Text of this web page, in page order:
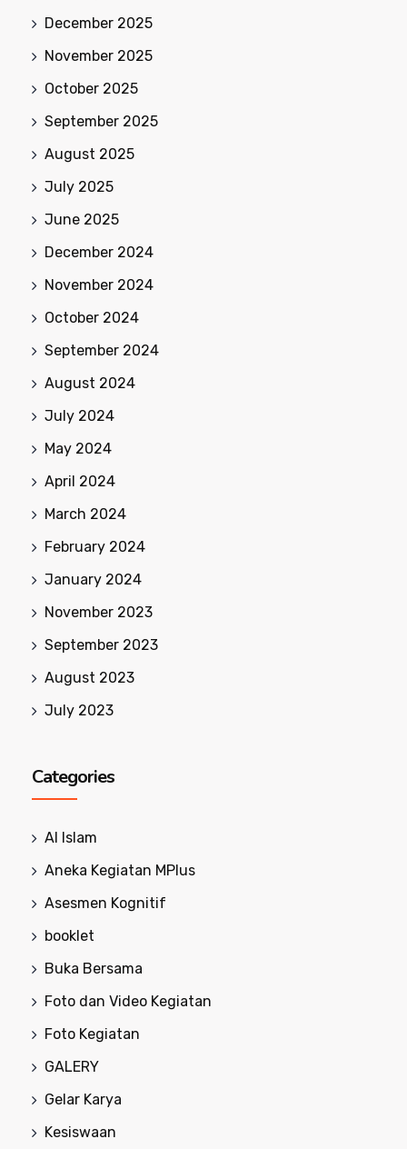
December 2025
November 2025
October 2025
September 2025
August 2025
July 2025
June 2025
December 2024
November 2024
October 2024
September 2024
August 2024
July 2024
May 2024
April 2024
March 2024
February 2024
January 2024
November 2023
September 2023
August 2023
July 2023
Categories
Al Islam
Aneka Kegiatan MPlus
Asesmen Kognitif
booklet
Buka Bersama
Foto dan Video Kegiatan
Foto Kegiatan
GALERY
Gelar Karya
Kesiswaan